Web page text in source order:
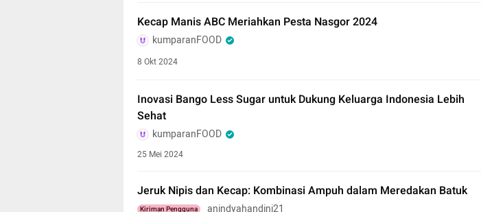
Kecap Manis ABC Meriahkan Pesta Nasgor 2024
kumparanFOOD
8 Okt 2024
Inovasi Bango Less Sugar untuk Dukung Keluarga Indonesia Lebih
Sehat
kumparanFOOD
25 Mei 2024
Jeruk Nipis dan Kecap: Kombinasi Ampuh dalam Meredakan Batuk
Kiriman Pengguna anindyahandini21